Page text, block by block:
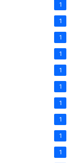
1
1
1
1
1
1
1
1
1
1